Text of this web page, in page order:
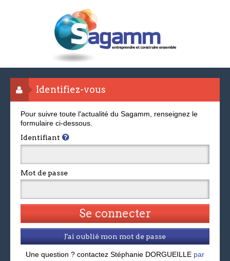
Identifiez-vous
Pour suivre toute l'actualité du Sagamm, renseignez le
formulaire ci-dessous.
Identifiant
Mot de passe
J'ai oublié mon mot de passe
Une question ? contactez Stéphanie DORGUEILLE par